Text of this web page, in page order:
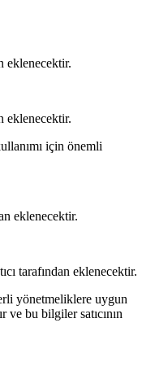
eklenecektir.
eklenecektir.
için önemli
eklenecektir.
tarafından eklenecektir.
yönetmeliklere uygun
ve bu bilgiler satıcının